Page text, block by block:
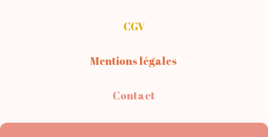
CGV
Mentions légales
Contact